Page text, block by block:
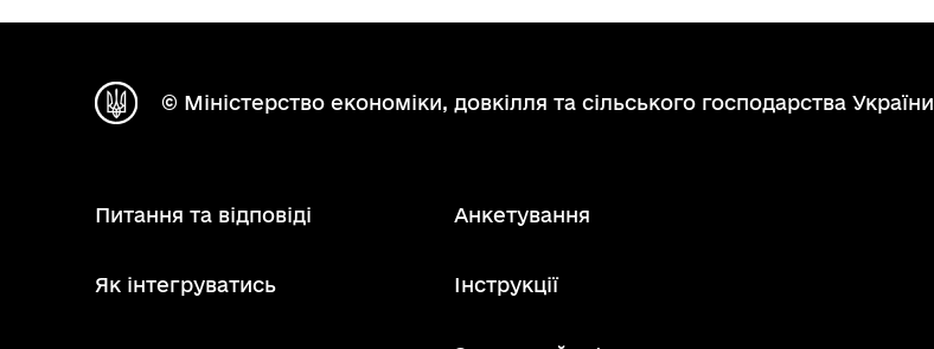
© Міністерство економіки, довкілля та сільського господарства України
Питання та відповіді
Як інтегруватись
Анкетування
Інструкції